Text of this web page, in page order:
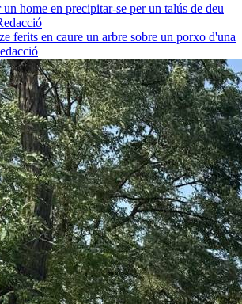
home en precipitar-se per un talús de deu
ferits en caure un arbre sobre un porxo d'una